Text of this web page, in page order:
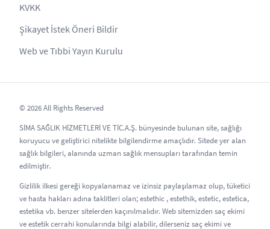
KVKK
Şikayet İstek Öneri Bildir
Web ve Tıbbi Yayın Kurulu
© 2026 All Rights Reserved
SİMA SAĞLIK HİZMETLERİ VE TİC.A.Ş. bünyesinde bulunan site, sağlığı
koruyucu ve geliştirici nitelikte bilgilendirme amaçlıdır. Sitede yer alan
sağlık bilgileri, alanında uzman sağlık mensupları tarafından temin
edilmiştir.
Gizlilik ilkesi gereği kopyalanamaz ve izinsiz paylaşılamaz olup, tüketici
ve hasta hakları adına taklitleri olan; estethic , estethik, estetic, estetica,
estetika vb. benzer sitelerden kaçınılmalıdır. Web sitemizden saç ekimi
ve estetik cerrahi konularında bilgi alabilir, dilerseniz saç ekimi ve